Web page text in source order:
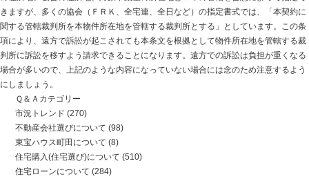
きますが、多くの協会（ＦＲＫ、全宅連、全日など）の指定書式では、「本契約に
関する管轄裁判所を本物件所在地を管轄する裁判所とする」としています。この条
項により、遠方で訴訟が起こされても本条文を根拠として物件所在地を管轄する裁
判所に訴訟を移すよう請求できることになります。遠方での訴訟は負担が重くなる
場合が多いので、上記のような内容になっていない場合には念のため注意するよう
にしましょう。
Ｑ＆Ａカテゴリー
市況トレンド (270)
不動産会社選びについて (98)
東宝ハウス町田について (8)
住宅購入(住宅選び)について (510)
住宅ローンについて (284)